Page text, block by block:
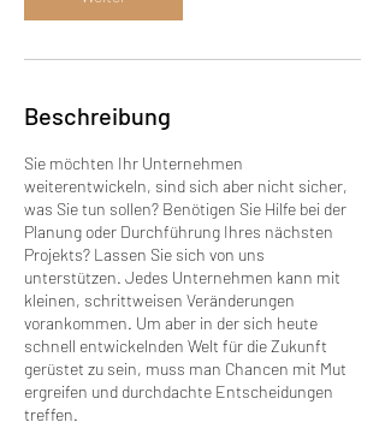
Beschreibung
Sie möchten Ihr Unternehmen
weiterentwickeln, sind sich aber nicht sicher,
was Sie tun sollen? Benötigen Sie Hilfe bei der
Planung oder Durchführung Ihres nächsten
Projekts? Lassen Sie sich von uns
unterstützen. Jedes Unternehmen kann mit
kleinen, schrittweisen Veränderungen
vorankommen. Um aber in der sich heute
schnell entwickelnden Welt für die Zukunft
gerüstet zu sein, muss man Chancen mit Mut
ergreifen und durchdachte Entscheidungen
treffen.